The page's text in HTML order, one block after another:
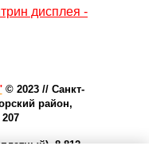
дисплея -
© 2023// Санкт-
район,
8-812-